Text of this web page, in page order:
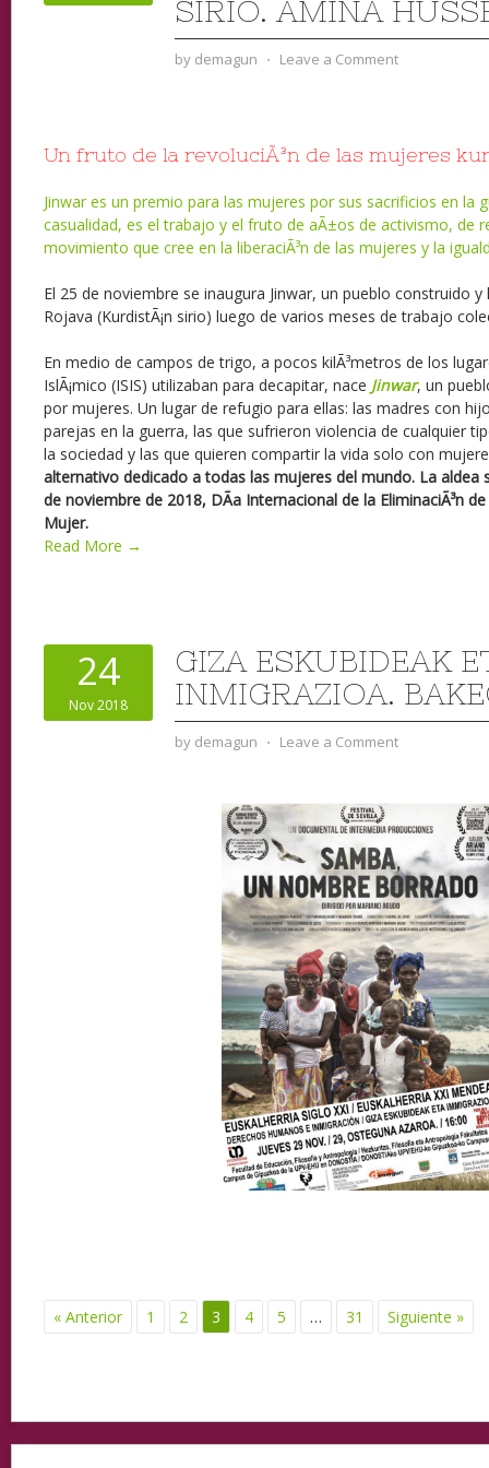
SIRIO. AMINA
by demagun ⋅ Leave a Comment
Un fruto de la revoluciÃ³n de las mujeres
Jinwar es un premio para las mujeres por sus sacrificios en la
casualidad, es el trabajo y el fruto de aÃ±os de activismo, de
movimiento que cree en la liberaciÃ³n de las mujeres y la
El 25 de noviembre se inaugura Jinwar, un pueblo construido
Rojava (KurdistÃ¡n sirio) luego de varios meses de trabajo
En medio de campos de trigo, a pocos kilÃ³metros de los
IslÃ¡mico (ISIS) utilizaban para decapitar, nace Jinwar, un
por mujeres. Un lugar de refugio para ellas: las madres con
parejas en la guerra, las que sufrieron violencia de cualquier
la sociedad y las que quieren compartir la vida solo con
alternativo dedicado a todas las mujeres del mundo. La aldea
de noviembre de 2018, DÃ­a Internacional de la EliminaciÃ³n
Mujer.
Read More →
24
Nov 2018
GIZA ESKUBIDEAK
INMIGRAZIOA.
by demagun ⋅ Leave a Comment
« Anterior 1 2 3 4 5 … 31 Siguiente »